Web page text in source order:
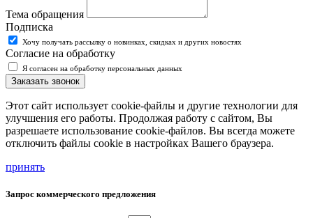
Тема обращения
Подписка
Хочу получать рассылку о новинках, скидках и других новостях
Согласие на обработку
Я согласен на обработку персональных данных
Заказать звонок
Этот сайт использует cookie-файлы и другие технологии для
улучшения его работы. Продолжая работу с сайтом, Вы
разрешаете использование cookie-файлов. Вы всегда можете
отключить файлы cookie в настройках Вашего браузера.
принять
Запрос коммерческого предложения